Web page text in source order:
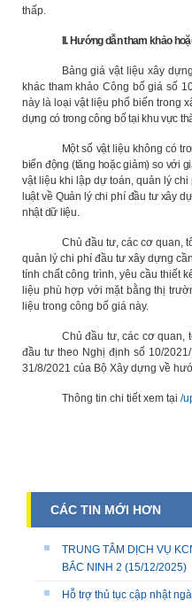
thấp.
II. Hướng dẫn tham khảo
Bảng giá vật liệu xây
khác tham khảo Công bố giá số
này là loại vật liệu phổ biến trong
dựng có trong công bố tại khu vực
Một số vật liệu không có
biến động (tăng hoặc giảm) so với
vật liệu khi lập dự toán, quản lý
luật về Quản lý chi phí đầu tư xây
nhật dữ liệu.
Chủ đầu tư, các cơ quan,
quản lý chi phí đầu tư xây dựng
tính chất công trình, yêu cầu thiết
liệu phù hợp với mặt bằng thị
liệu trong công bố giá này.
Chủ đầu tư, các cơ quan,
đầu tư theo Nghị định số 10/
31/8/2021 của Bộ Xây dựng về
Thông tin chi tiết xem tại /
CÁC TIN MỚI HƠN
TRUNG TÂM DỊCH VỤ
BẮC NINH 2 (15/12/2025)
Hỗ trợ thủ tục cập nhật